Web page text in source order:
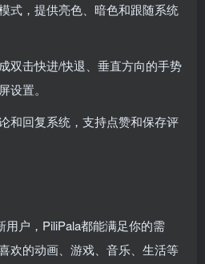
式，提供亮色、暗色和跟随系统
双击快进/快退、垂直方向的手势
设置。
和回复系统，支持点赞和保存评
户，PiliPala都能满足你的需
欢的动画、游戏、音乐、生活等